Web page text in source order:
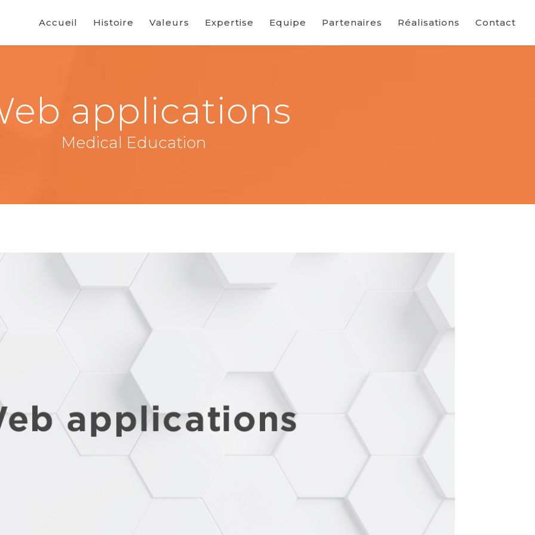
Accueil Histoire Valeurs Expertise Equipe Partenaires Réalisations Contact
applications
Medical Education